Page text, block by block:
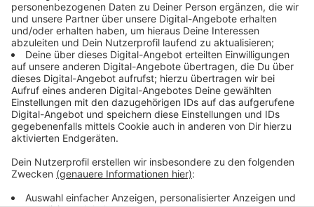
Verkehrswende.
Veröffentlicht:Freitag, 13.10.2023 16:16
Anzeige
Anzeige